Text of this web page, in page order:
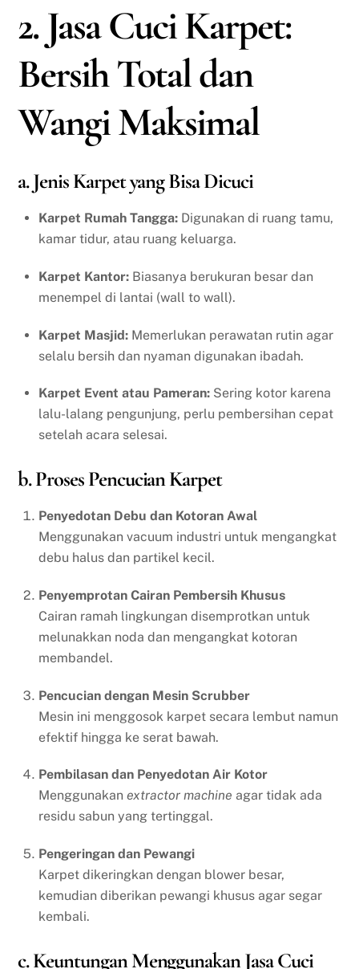
2. Jasa Cuci Karpet:
Bersih Total dan
Wangi Maksimal
a. Jenis Karpet yang Bisa Dicuci
Karpet Rumah Tangga: Digunakan di ruang tamu,
kamar tidur, atau ruang keluarga.
Karpet Kantor: Biasanya berukuran besar dan
menempel di lantai (wall to wall).
Karpet Masjid: Memerlukan perawatan rutin agar
selalu bersih dan nyaman digunakan ibadah.
Karpet Event atau Pameran: Sering kotor karena
lalu-lalang pengunjung, perlu pembersihan cepat
setelah acara selesai.
b. Proses Pencucian Karpet
Penyedotan Debu dan Kotoran Awal
Menggunakan vacuum industri untuk mengangkat
debu halus dan partikel kecil.
Penyemprotan Cairan Pembersih Khusus
Cairan ramah lingkungan disemprotkan untuk
melunakkan noda dan mengangkat kotoran
membandel.
Pencucian dengan Mesin Scrubber
Mesin ini menggosok karpet secara lembut namun
efektif hingga ke serat bawah.
Pembilasan dan Penyedotan Air Kotor
Menggunakan extractor machine agar tidak ada
residu sabun yang tertinggal.
Pengeringan dan Pewangi
Karpet dikeringkan dengan blower besar,
kemudian diberikan pewangi khusus agar segar
kembali.
c. Keuntungan Menggunakan Jasa Cuci